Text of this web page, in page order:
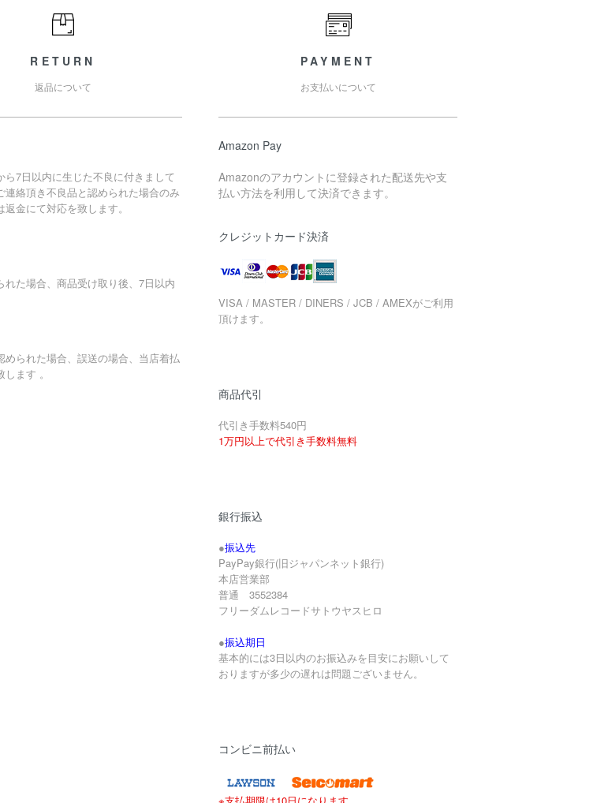
RETURN
返品について
ら7日以内に生じた不良に付きまして
連絡頂き不良品と認められた場合のみ
金にて対応を致します。
れた場合、商品受け取り後、7日以内
められた場合、誤送の場合、当店着払
ます 。
PAYMENT
お支払いについて
Amazon Pay
Amazonのアカウントに登録された配送先や支
払い方法を利用して決済できます。
クレジットカード決済
VISA / MASTER / DINERS / JCB / AMEXがご利用
頂けます。
商品代引
代引き手数料540円
1万円以上で代引き手数料無料
銀行振込
●振込先
PayPay銀行(旧ジャパンネット銀行)
本店営業部
普通 3552384
フリーダムレコードサトウヤスヒロ
●振込期日
基本的には3日以内のお振込みを目安にお願いして
おりますが多少の遅れは問題ございません。
コンビニ前払い